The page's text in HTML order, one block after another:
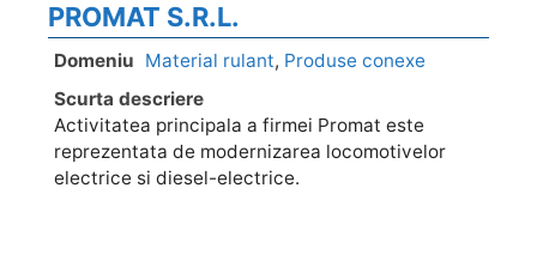
PROMAT S.R.L.
Domeniu Material rulant, Produse conexe
Scurta descriere
Activitatea principala a firmei Promat este
reprezentata de modernizarea locomotivelor
electrice si diesel-electrice.